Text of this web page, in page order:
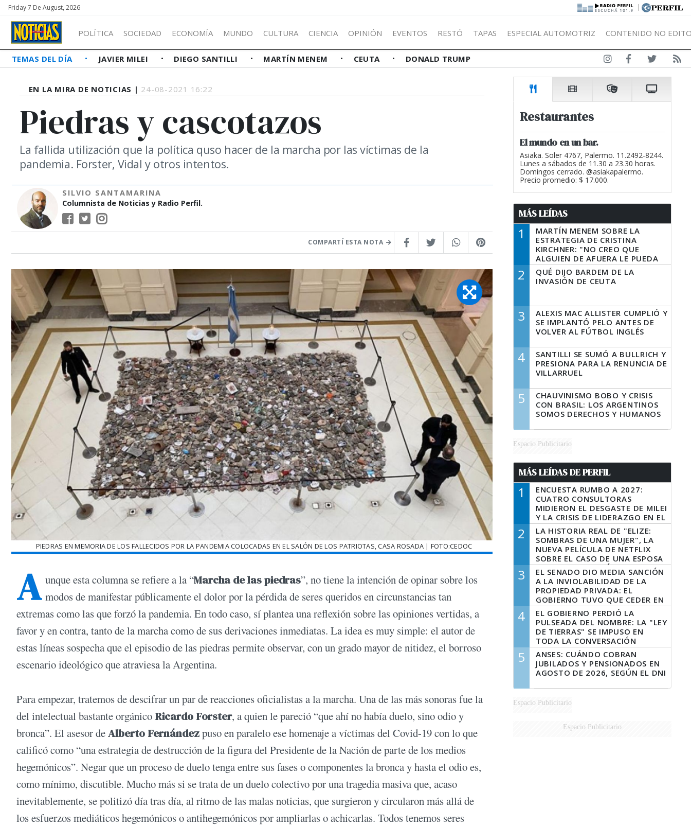
Friday 7 De August, 2026 |
POLÍTICA SOCIEDAD ECONOMÍA MUNDO CULTURA CIENCIA OPINIÓN EVENTOS RESTÓ TAPAS ESPECIAL AUTOMOTRIZ CONTENIDO NO
TEMAS DEL DÍA JAVIER MILEI DIEGO SANTILLI MARTÍN MENEM CEUTA DONALD TRUMP
EN LA MIRA DE NOTICIAS | 24-08-2021 16:22
Piedras y cascotazos
La fallida utilización que la política quso hacer de la marcha por las víctimas de la
pandemia. Forster, Vidal y otros intentos.
SILVIO SANTAMARINA
Columnista de Noticias y Radio Perfil.
COMPARTÍ ESTA NOTA
PIEDRAS EN MEMORIA DE LOS FALLECIDOS POR LA PANDEMIA COLOCADAS EN EL SALÓN DE LOS PATRIOTAS, CASA ROSADA | FOTO:CEDOC
A unque esta columna se refiere a la “Marcha de las piedras”, no tiene la intención de opinar sobre los
modos de manifestar públicamente el dolor por la pérdida de seres queridos en circunstancias tan
extremas como las que forzó la pandemia. En todo caso, sí plantea una reflexión sobre las opiniones vertidas, a
favor y en contra, tanto de la marcha como de sus derivaciones inmediatas. La idea es muy simple: el autor de
estas líneas sospecha que el episodio de las piedras permite observar, con un grado mayor de nitidez, el borroso
escenario ideológico que atraviesa la Argentina.
Para empezar, tratemos de descifrar un par de reacciones oficialistas a la marcha. Una de las más sonoras fue la
del intelectual bastante orgánico Ricardo Forster, a quien le pareció “que ahí no había duelo, sino odio y
bronca”. El asesor deAlberto Fernándezpuso en paralelo ese homenaje a víctimas del Covid-19 con lo que
calificó como “una estrategia de destrucción de la figura del Presidente de la Nación de parte de los medios
hegemónicos”. Negar que un proceso de duelo tenga entre sus fases o componentes la bronca y hasta el odio es,
como mínimo, discutible. Mucho más si se trata de un duelo colectivo por una tragedia masiva que, acaso
inevitablemente, se politizó día tras día, al ritmo de las malas noticias, que surgieron y circularon más allá de
los esfuerzos mediáticos hegemónicos o antihegemónicos por ampliarlas o achicarlas. Todos tenemos seres
Restaurantes
El mundo en un bar.
Asiaka. Soler 4767, Palermo. 11.2492-8244.
Lunes a sábados de 11.30 a 23.30 horas.
Domingos cerrado. @asiakapalermo.
Precio promedio: $ 17.000.
MÁS LEÍDAS
1
MARTÍN MENEM SOBRE LA
ESTRATEGIA DE CRISTINA
KIRCHNER: "NO CREO QUE
ALGUIEN DE AFUERA LE PUEDA
DECIR A LA JUSTICIA LO QUE
TIENE QUE HACER"
2
QUÉ DIJO BARDEM DE LA
INVASIÓN DE CEUTA
3
ALEXIS MAC ALLISTER CUMPLIÓ Y
SE IMPLANTÓ PELO ANTES DE
VOLVER AL FÚTBOL INGLÉS
4
SANTILLI SE SUMÓ A BULLRICH Y
PRESIONA PARA LA RENUNCIA DE
VILLARRUEL
5
CHAUVINISMO BOBO Y CRISIS
CON BRASIL: LOS ARGENTINOS
SOMOS DERECHOS Y HUMANOS
Espacio Publicitario
MÁS LEÍDAS DE PERFIL
1
ENCUESTA RUMBO A 2027:
CUATRO CONSULTORAS
MIDIERON EL DESGASTE DE MILEI
Y LA CRISIS DE LIDERAZGO EN EL
PERONISMO
2
LA HISTORIA REAL DE "ELIZE:
SOMBRAS DE UNA MUJER", LA
NUEVA PELÍCULA DE NETFLIX
SOBRE EL CASO DE UNA ESPOSA
QUE DESCUARTIZÓ A SU
MARIDO
3
EL SENADO DIO MEDIA SANCIÓN
A LA INVIOLABILIDAD DE LA
PROPIEDAD PRIVADA: EL
GOBIERNO TUVO QUE CEDER EN
LA LEY DEL MANEJO DEL FUEGO
4
EL GOBIERNO PERDIÓ LA
PULSEADA DEL NOMBRE: LA "LEY
DE TIERRAS" SE IMPUSO EN
TODA LA CONVERSACIÓN
DIGITAL
5
ANSES: CUÁNDO COBRAN
JUBILADOS Y PENSIONADOS EN
AGOSTO DE 2026, SEGÚN EL DNI
Espacio Publicitario
Espacio Publicitario